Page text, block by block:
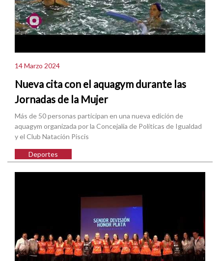
14 Marzo 2024
Nueva cita con el aquagym durante las
Jornadas de la Mujer
Más de 50 personas participan en una nueva edición de
aquagym organizada por la Concejalía de Políticas de Igualdad
y el Club Natación Piscis
Deportes